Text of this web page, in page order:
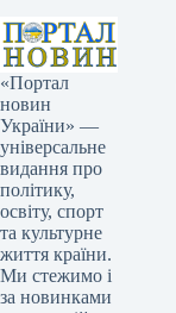
«Портал
новин
України» —
універсальне
видання про
політику,
освіту, спорт
та культурне
життя країни.
Ми стежимо і
за новинками